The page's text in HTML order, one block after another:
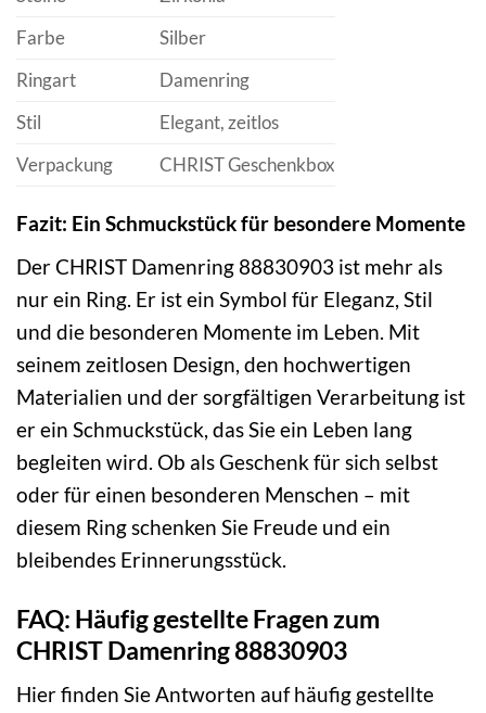
Farbe
Silber
Ringart
Damenring
Stil
Elegant, zeitlos
Verpackung
CHRIST Geschenkbox
Fazit: Ein Schmuckstück für besondere Momente
Der CHRIST Damenring 88830903 ist mehr als
nur ein Ring. Er ist ein Symbol für Eleganz, Stil
und die besonderen Momente im Leben. Mit
seinem zeitlosen Design, den hochwertigen
Materialien und der sorgfältigen Verarbeitung ist
er ein Schmuckstück, das Sie ein Leben lang
begleiten wird. Ob als Geschenk für sich selbst
oder für einen besonderen Menschen – mit
diesem Ring schenken Sie Freude und ein
bleibendes Erinnerungsstück.
FAQ: Häufig gestellte Fragen zum
CHRIST Damenring 88830903
Hier finden Sie Antworten auf häufig gestellte